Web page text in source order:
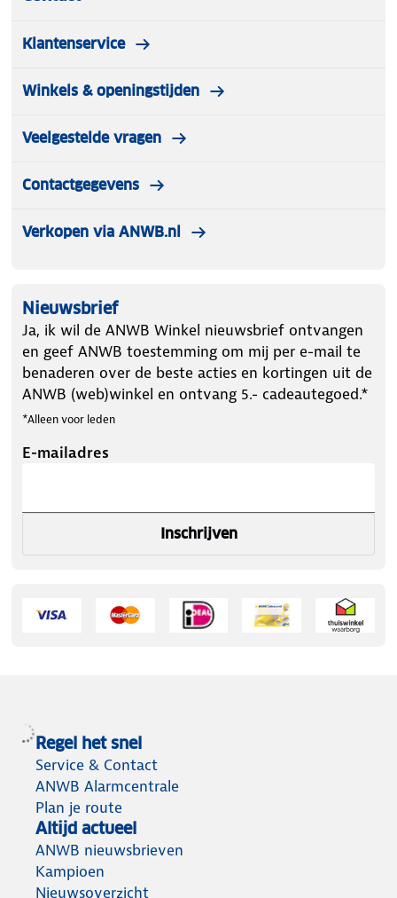
Klantenservice
Winkels & openingstijden
Veelgestelde vragen
Contactgegevens
Verkopen via ANWB.nl
Nieuwsbrief
Ja, ik wil de ANWB Winkel nieuwsbrief ontvangen
en geef ANWB toestemming om mij per e-mail te
benaderen over de beste acties en kortingen uit de
ANWB (web)winkel en ontvang 5.- cadeautegoed.*
*Alleen voor leden
E-mailadres
Inschrijven
Regel het snel
Service & Contact
ANWB Alarmcentrale
Plan je route
Altijd actueel
ANWB nieuwsbrieven
Kampioen
Nieuwsoverzicht